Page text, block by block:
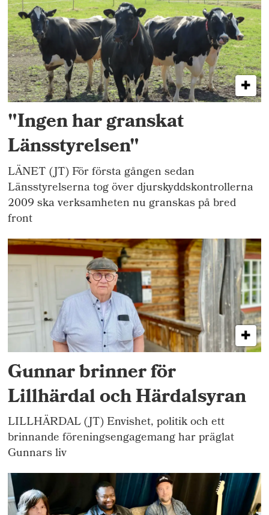
"Ingen har granskat
Länsstyrelsen"
LÄNET (JT) För första gången sedan
Länsstyrelserna tog över djurskyddskontrollerna
2009 ska verksamheten nu granskas på bred
front
Gunnar brinner för
Lillhärdal och Härdalsyran
LILLHÄRDAL (JT) Envishet, politik och ett
brinnande föreningsengagemang har präglat
Gunnars liv